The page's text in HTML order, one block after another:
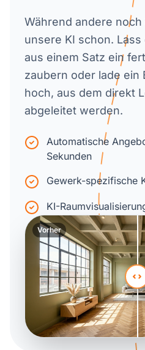
Während andere
unsere KI schon.
aus einem Satz ein
zaubern oder lade ein
hoch, aus dem direkt
abgeleitet werden.
Automatische
Sekunden
Gewerk-spezifische
KI-
Vorher